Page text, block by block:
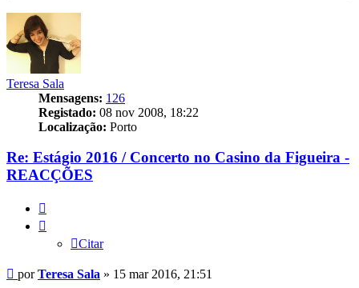
Teresa Sala
Mensagens: 126
Registado: 08 nov 2008, 18:22
Localização: Porto
Re: Estágio 2016 / Concerto no Casino da Figueira -
REACÇÕES
Citar
Mensagem
porTeresa Sala » 15 mar 2016, 21:51